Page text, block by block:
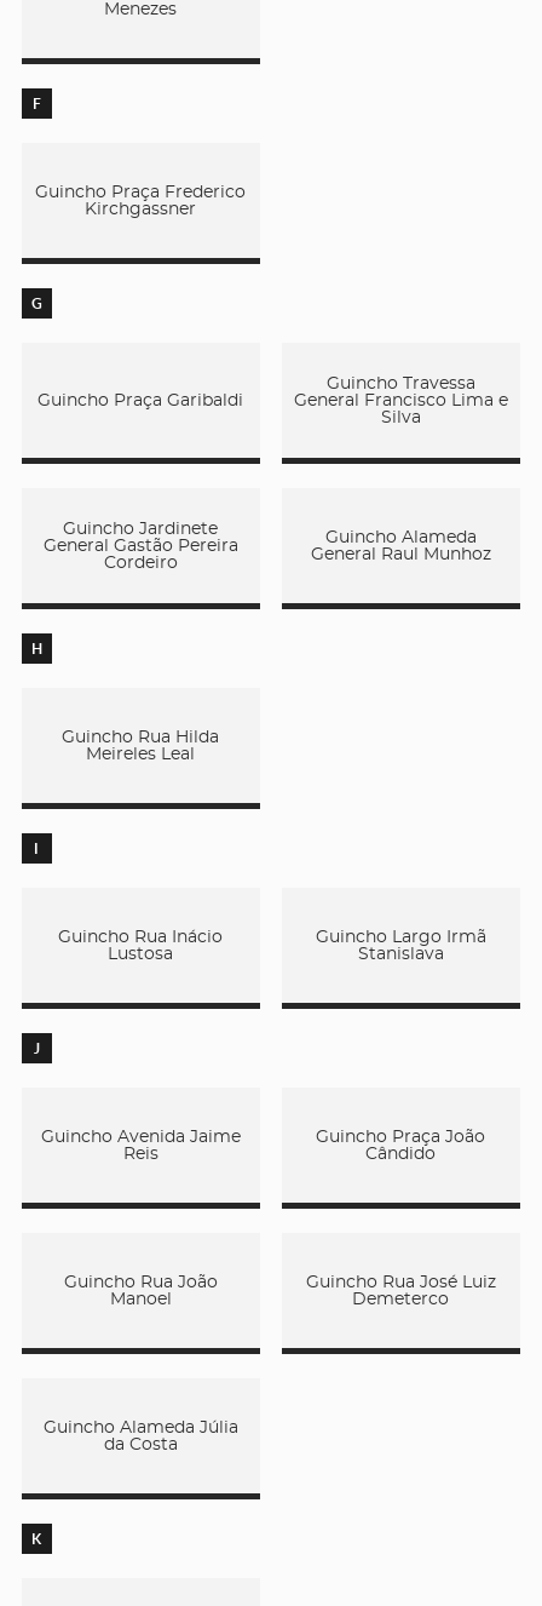
Menezes
F
Guincho Praça Frederico
Kirchgassner
G
Guincho Praça Garibaldi
Guincho Travessa
General Francisco Lima e
Silva
Guincho Jardinete
General Gastão Pereira
Cordeiro
Guincho Alameda
General Raul Munhoz
H
Guincho Rua Hilda
Meireles Leal
I
Guincho Rua Inácio
Lustosa
Guincho Largo Irmã
Stanislava
J
Guincho Avenida Jaime
Reis
Guincho Praça João
Cândido
Guincho Rua João
Manoel
Guincho Rua José Luiz
Demeterco
Guincho Alameda Júlia
da Costa
K